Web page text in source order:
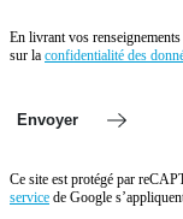
En livrant vos
sur la confidentialité des
Envoyer
Ce site est protégé par
service de Google